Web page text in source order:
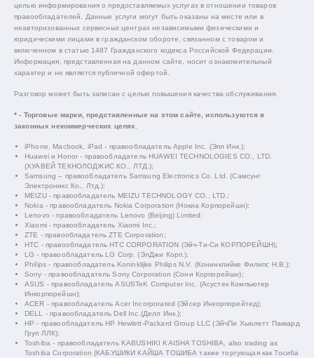
целью информирования о предоставляемых услугах в отношении товаров
правообладателей. Данные услуги могут быть оказаны на месте или в
неавторизованных сервисных центрах независимыми физическими и
юридическими лицами в гражданском обороте, связанном с товаром и
включенном в статью 1487 Гражданского кодекса Российской Федерации.
Информация, представленная на данном сайте, носит ознакомительный
характер и не является публичной офертой.
Разговор может быть записан с целью повышения качества обслуживания.
* - Торговые марки, представленные на этом сайте, используются в
законных некоммерческих целях.
iPhone, Macbook, iPad - правообладатель Apple Inc. (Эпл Инк.);
Huawei и Honor - правообладатель HUAWEI TECHNOLOGIES CO., LTD.
(ХУАВЕЙ ТЕКНОЛОДЖИС КО., ЛТД.);
Samsung – правообладатель Samsung Electronics Co. Ltd. (Самсунг
Электроникс Ко., Лтд.);
MEIZU - правообладатель MEIZU TECHNOLOGY CO., LTD.;
Nokia - правообладатель Nokia Corporation (Нокиа Корпорейшн);
Lenovo - правообладатель Lenovo (Beijing) Limited;
Xiaomi - правообладатель Xiaomi Inc.;
ZTE - правообладатель ZTE Corporation;
HTC - правообладатель HTC CORPORATION (Эйч-Ти-Си КОРПОРЕЙШН);
LG - правообладатель LG Corp. (ЭлДжи Корп.);
Philips - правообладатель Koninklijke Philips N.V. (Конинклийке Филипс Н.В.);
Sony - правообладатель Sony Corporation (Сони Корпорейшн);
ASUS - правообладатель ASUSTeK Computer Inc. (Асустек Компьютер
Инкорпорейшн);
ACER - правообладатель Acer Incorporated (Эйсер Инкорпорейтед);
DELL - правообладатель Dell Inc.(Делл Инк.);
HP - правообладатель HP Hewlett-Packard Group LLC (ЭйчПи Хьюлетт Паккард
Груп ЛЛК);
Toshiba - правообладатель KABUSHIKI KAISHA TOSHIBA, also trading as
Toshiba Corporation (КАБУШИКИ КАЙША ТОШИБА также торгующая как Тосиба